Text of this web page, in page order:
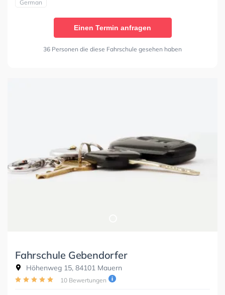
German
Einen Termin anfragen
36 Personen die diese Fahrschule gesehen haben
Fahrschule Gebendorfer
Höhenweg 15, 84101 Mauern
10 Bewertungen